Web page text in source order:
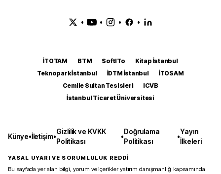
• • • •
İTOTAM BTM SoftITo
Kitap İstanbul
Teknopark İstanbul
İDTM İstanbul
İTOSAM
Cemile Sultan Tesisleri
ICVB
İstanbul Ticaret Üniversitesi
Künye•İletişim•
Gizlilik ve KVKK
Politikası
•
Doğrulama
Politikası
•
Yayın
İlkeleri
YASAL UYARI VE SORUMLULUK REDDİ
Bu sayfada yer alan bilgi, yorum ve içerikler yatırım danışmanlığı kapsamında